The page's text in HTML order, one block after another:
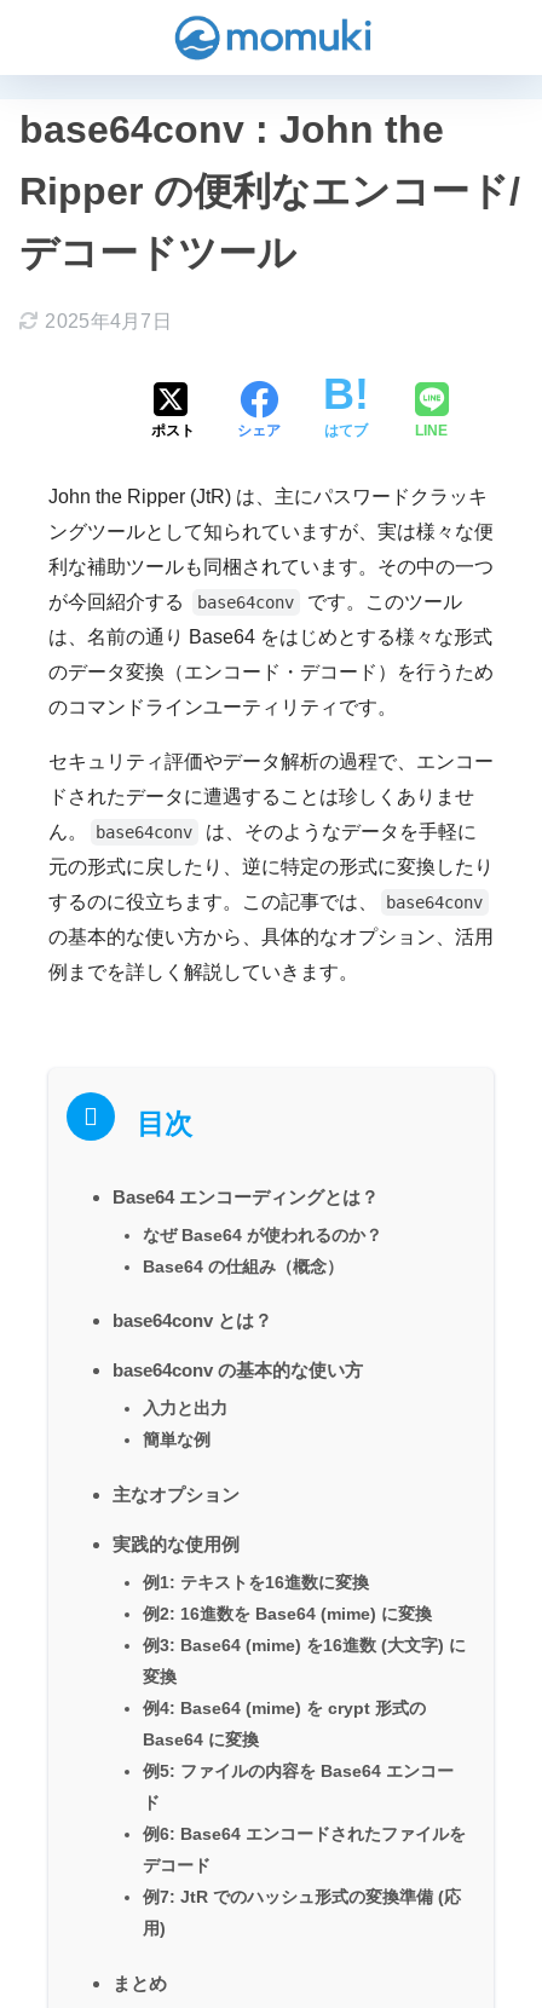
base64conv : John the
Ripper の便利なエンコード/
デコードツール
2025年4月7日
ポスト シェア はてブ LINE
John the Ripper (JtR) は、主にパスワードクラッキ
ングツールとして知られていますが、実は様々な便
利な補助ツールも同梱されています。その中の一つ
が今回紹介する
base64conv
です。このツール
は、名前の通り Base64 をはじめとする様々な形式
のデータ変換（エンコード・デコード）を行うため
のコマンドラインユーティリティです。
セキュリティ評価やデータ解析の過程で、エンコー
ドされたデータに遭遇することは珍しくありませ
ん。
base64conv
は、そのようなデータを手軽に
元の形式に戻したり、逆に特定の形式に変換したり
するのに役立ちます。この記事では、
base64conv
の基本的な使い方から、具体的なオプション、活用
例までを詳しく解説していきます。
目次
Base64 エンコーディングとは？
なぜ Base64 が使われるのか？
Base64 の仕組み（概念）
base64conv とは？
base64conv の基本的な使い方
入力と出力
簡単な例
主なオプション
実践的な使用例
例1: テキストを16進数に変換
例2: 16進数を Base64 (mime) に変換
例3: Base64 (mime) を16進数 (大文字) に
変換
例4: Base64 (mime) を crypt 形式の
Base64 に変換
例5: ファイルの内容を Base64 エンコー
ド
例6: Base64 エンコードされたファイルを
デコード
例7: JtR でのハッシュ形式の変換準備 (応
用)
まとめ